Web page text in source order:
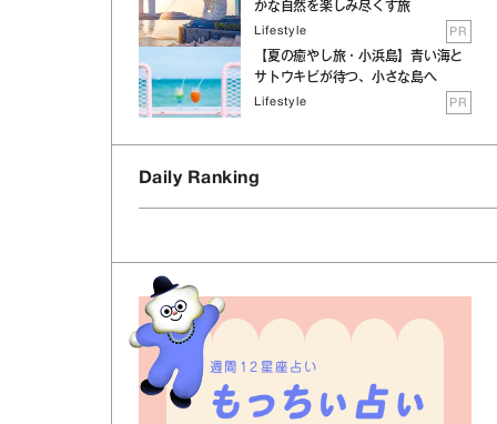
かな自然を楽しみ尽くす旅
Lifestyle PR
【夏の癒やし旅・小浜島】青い海と
サトウキビが待つ、小さな島へ
Lifestyle PR
Daily Ranking
週間12星座占い